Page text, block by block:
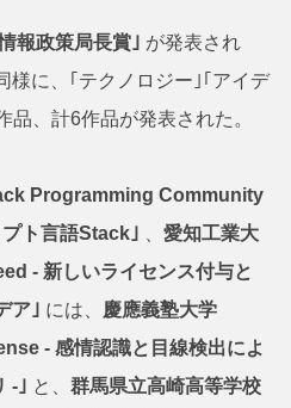
報政策局長賞｣ が発表され
様に、｢テクノロジー｣｢アイデ
品、計6作品が発表された。
Programming Community
ト言語Stack｣
愛知工業大
- 新しいライセンス付与と
ア｣ には、
慶應義塾大学
- 感情認識と目線検出によ
-｣ と、 群馬県立高崎高等学校